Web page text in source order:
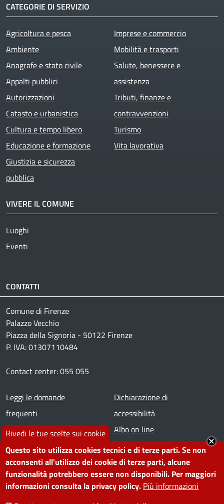
Rivedi le tue scelte sui cookie
Questo sito utilizza cookies tecnici e di terze parti. Se non
acconsenti all'utilizzo dei cookie di terze parti, alcune
funzionalità potrebbero essere non disponibili. Per maggiori
informazioni consulta la privacy policy. Più informazioni
CATEGORIE DI SERVIZIO
Agricoltura e pesca
Ambiente
Anagrafe e stato civile
Appalti pubblici
Autorizzazioni
Catasto e urbanistica
Cultura e tempo libero
Educazione e formazione
Giustizia e sicurezza
pubblica
Imprese e commercio
Mobilità e trasporti
Salute, benessere e
assistenza
Tributi, finanze e
contravvenzioni
Turismo
Vita lavorativa
VIVERE IL COMUNE
Luoghi
Eventi
CONTATTI
Comune di Firenze
Palazzo Vecchio
Piazza della Signoria - 50122 Firenze
P. IVA: 01307110484
Contact center: 055 055
Footer menu
Leggi le domande
frequenti
Prenota appuntamento
Segnala disservizio
Amministrazione
trasparente
Note legali
Dichiarazione di
accessibilità
Albo on line
Redazione web
Piano di miglioramento dei
servizi
Contatti